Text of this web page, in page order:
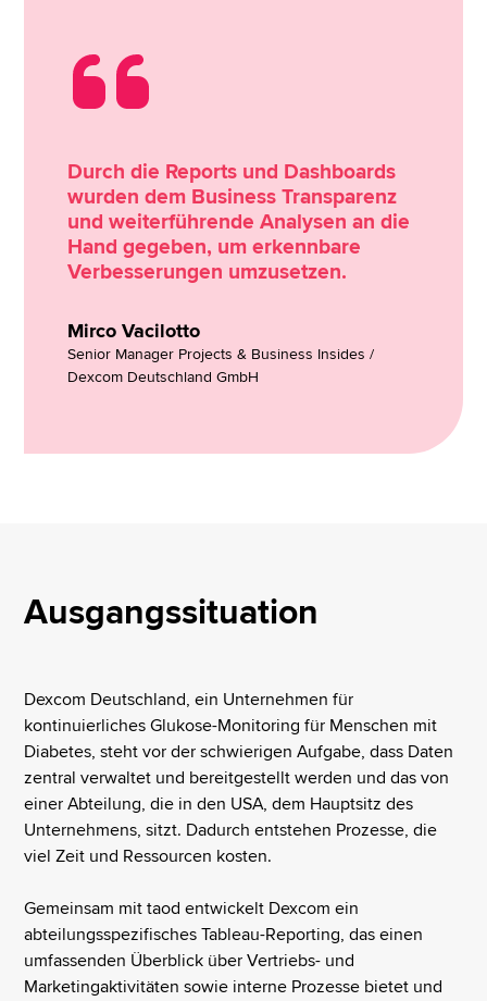
Durch die Reports und Dashboards
wurden dem Business Transparenz
und weiterführende Analysen an die
Hand gegeben, um erkennbare
Verbesserungen umzusetzen.
Mirco Vacilotto
Senior Manager Projects & Business Insides /
Dexcom Deutschland GmbH
Ausgangssituation
Dexcom Deutschland, ein Unternehmen für
kontinuierliches Glukose-Monitoring für Menschen mit
Diabetes, steht vor der schwierigen Aufgabe, dass Daten
zentral verwaltet und bereitgestellt werden und das von
einer Abteilung, die in den USA, dem Hauptsitz des
Unternehmens, sitzt. Dadurch entstehen Prozesse, die
viel Zeit und Ressourcen kosten.
Gemeinsam mit taod entwickelt Dexcom ein
abteilungsspezifisches Tableau-Reporting, das einen
umfassenden Überblick über Vertriebs- und
Marketingaktivitäten sowie interne Prozesse bietet und